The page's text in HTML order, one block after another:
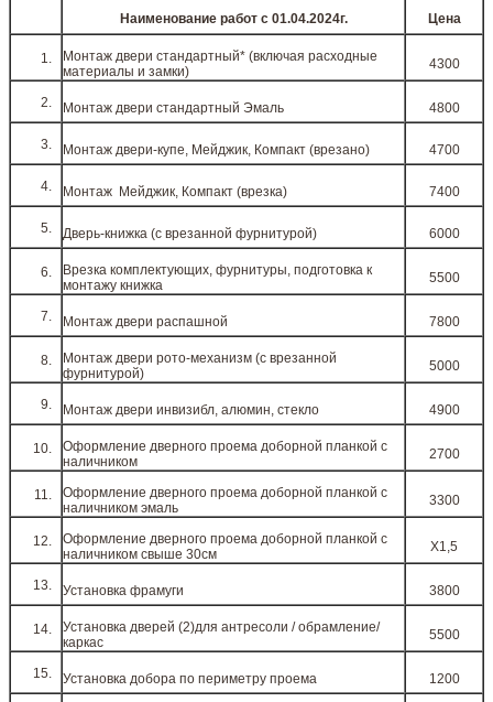
Наименование работ c 01.04.2024г. Цена
Монтаж двери стандартный* (включая расходные
материалы и замки)
4300
Монтаж двери стандартный Эмаль 4800
Монтаж двери-купе, Мейджик, Компакт (врезано) 4700
Монтаж Мейджик, Компакт (врезка) 7400
Дверь-книжка (с врезанной фурнитурой) 6000
Врезка комплектующих, фурнитуры, подготовка к
монтажу книжка
5500
Монтаж двери распашной 7800
Монтаж двери рото-механизм (с врезанной
фурнитурой)
5000
Монтаж двери инвизибл, алюмин, стекло 4900
Оформление дверного проема доборной планкой с
наличником
2700
Оформление дверного проема доборной планкой с
наличником эмаль
3300
Оформление дверного проема доборной планкой с
наличником свыше 30см
Х1,5
Установка фрамуги 3800
Установка дверей (2)для антресоли / обрамление/
каркас
5500
Установка добора по периметру проема 1200